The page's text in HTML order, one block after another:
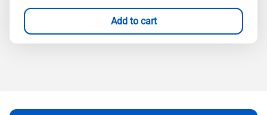
Add to cart